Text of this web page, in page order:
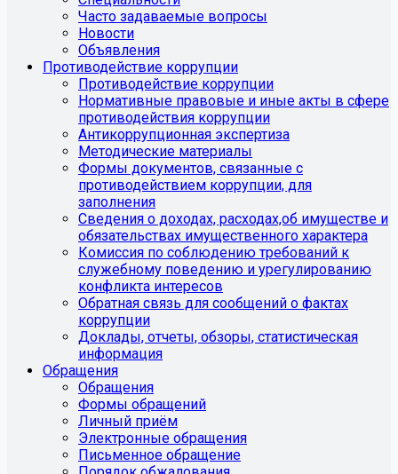
Часто задаваемые вопросы
Новости
Объявления
Противодействие коррупции
Противодействие коррупции
Нормативные правовые и иные акты в сфере
противодействия коррупции
Антикоррупционная экспертиза
Методические материалы
Формы документов, связанные с
противодействием коррупции, для
заполнения
Сведения о доходах, расходах,об имуществе и
обязательствах имущественного характера
Комиссия по соблюдению требований к
служебному поведению и урегулированию
конфликта интересов
Обратная связь для сообщений о фактах
коррупции
Доклады, отчеты, обзоры, статистическая
информация
Обращения
Обращения
Формы обращений
Личный приём
Электронные обращения
Письменное обращение